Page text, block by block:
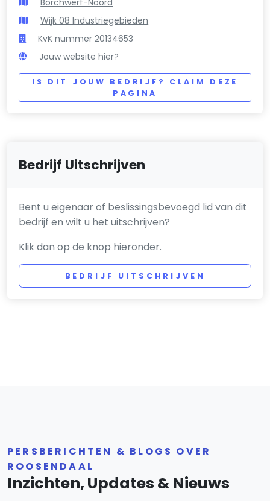
Wijk 08 Industriegebieden
KvK nummer 20134653
Jouw website hier?
IS DIT JOUW BEDRIJF? CLAIM DEZE
PAGINA
Bedrijf Uitschrijven
Bent u eigenaar of beslissingsbevoegd lid van dit
bedrijf en wilt u het uitschrijven?
Klik dan op de knop hieronder.
BEDRIJF UITSCHRIJVEN
PERSBERICHTEN & BLOGS OVER
ROOSENDAAL
Inzichten, Updates & Nieuws